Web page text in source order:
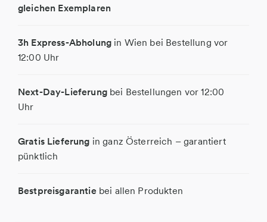
gleichen Exemplaren
3h Express-Abholung in Wien bei Bestellung vor
12:00 Uhr
Next-Day-Lieferungbei Bestellungen vor 12:00
Uhr
Gratis Lieferung in ganz Österreich – garantiert
pünktlich
Bestpreisgarantiebei allen Produkten